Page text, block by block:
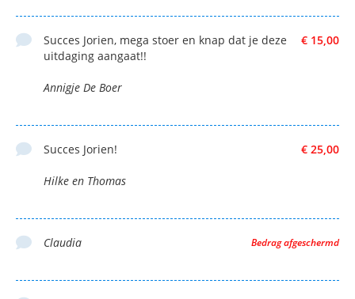
€ 15,00
Succes Jorien, mega stoer en knap dat je deze
uitdaging aangaat!!
Annigje De Boer
€ 25,00
Succes Jorien!
Hilke en Thomas
Bedrag afgeschermd
Claudia